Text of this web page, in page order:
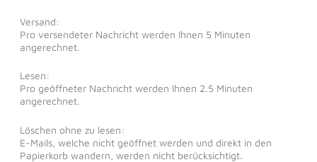
Versand:
Pro versendeter Nachricht werden Ihnen 5 Minuten
angerechnet.
Lesen:
Pro geöffneter Nachricht werden Ihnen 2.5 Minuten
angerechnet.
Löschen ohne zu lesen:
E-Mails, welche nicht geöffnet werden und direkt in den
Papierkorb wandern, werden nicht berücksichtigt.